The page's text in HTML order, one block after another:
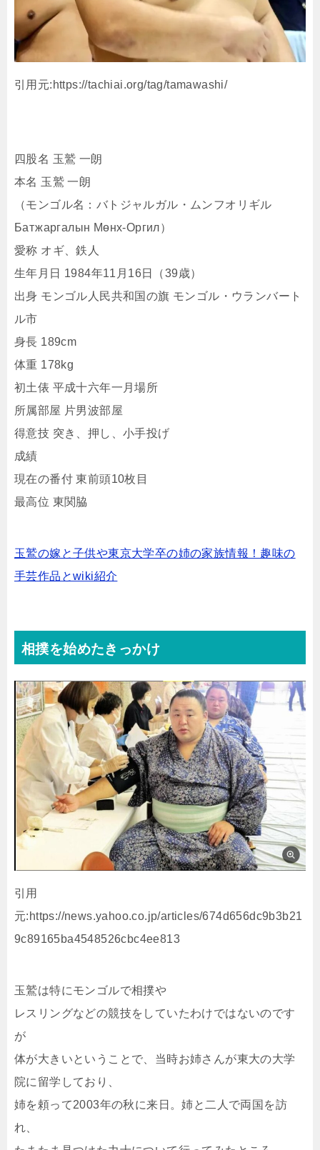
引用元:https://tachiai.org/tag/tamawashi/
四股名 玉鷲 一朗
本名 玉鷲 一朗
（モンゴル名：バトジャルガル・ムンフオリギル
Батжаргалын Мөнх-Оргил）
愛称 オギ、鉄人
生年月日 1984年11月16日（39歳）
出身 モンゴル人民共和国の旗 モンゴル・ウランバート
ル市
身長 189cm
体重 178kg
初土俵 平成十六年一月場所
所属部屋 片男波部屋
得意技 突き、押し、小手投げ
成績
現在の番付 東前頭10枚目
最高位 東関脇
玉鷲の嫁と子供や東京大学卒の姉の家族情報！趣味の
手芸作品とwiki紹介
相撲を始めたきっかけ
引用
元:https://news.yahoo.co.jp/articles/674d656dc9b3b21
9c89165ba4548526cbc4ee813
玉鷲は特にモンゴルで相撲や
レスリングなどの競技をしていたわけではないのです
が
体が大きいということで、当時お姉さんが東大の大学
院に留学しており、
姉を頼って2003年の秋に来日。姉と二人で両国を訪
れ、